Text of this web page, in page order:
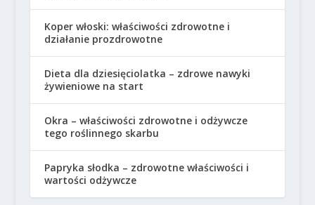
Koper włoski: właściwości zdrowotne i
działanie prozdrowotne
Dieta dla dziesięciolatka – zdrowe nawyki
żywieniowe na start
Okra – właściwości zdrowotne i odżywcze
tego roślinnego skarbu
Papryka słodka – zdrowotne właściwości i
wartości odżywcze